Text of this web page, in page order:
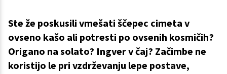
Ste že poskusili vmešati ščepec cimeta v
ovseno kašo ali potresti po ovsenih kosmičih?
Origano na solato? Ingver v čaj? Začimbe ne
koristijo le pri vzdrževanju lepe postave,